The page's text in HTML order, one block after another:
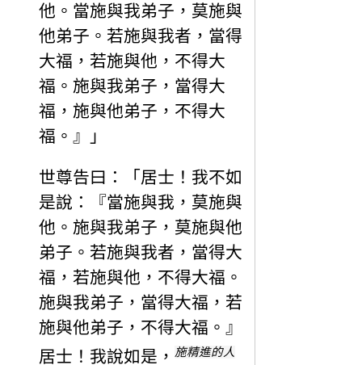
他。當施與我弟子，莫施與
他弟子。若施與我者，當得
大福，若施與他，不得大
福。施與我弟子，當得大
福，施與他弟子，不得大
福。』」
世尊告曰：「居士！我不如
是說：『當施與我，莫施與
他。施與我弟子，莫施與他
弟子。若施與我者，當得大
福，若施與他，不得大福。
施與我弟子，當得大福，若
施與他弟子，不得大福。』
居士！我說如是， 施精進的人